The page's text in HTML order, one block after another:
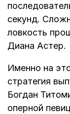
секунд.
ловкость
Диана Астер.
Именно на
стратегия
Богдан
оперной